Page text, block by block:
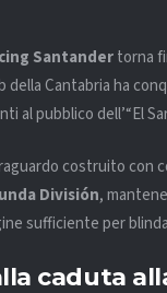
Santandertorna
della Cantabria ha
al pubblico dell’“El
costruito con
División,
sufficiente per
caduta